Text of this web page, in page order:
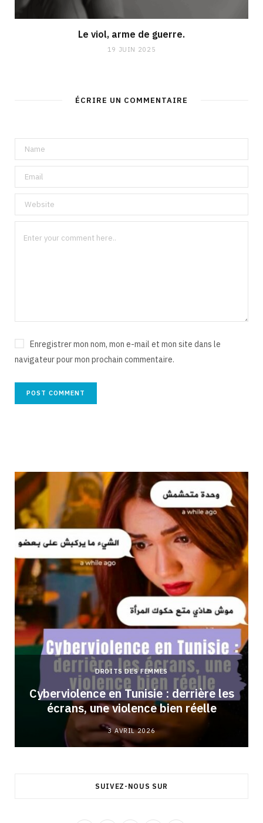
Le viol, arme de guerre.
19 JUIN 2025
ÉCRIRE UN COMMENTAIRE
Enregistrer mon nom, mon e-mail et mon site dans le
navigateur pour mon prochain commentaire.
DROITS DES FEMMES
Cyberviolence en Tunisie : derrière les
écrans, une violence bien réelle
3 AVRIL 2026
SUIVEZ-NOUS SUR